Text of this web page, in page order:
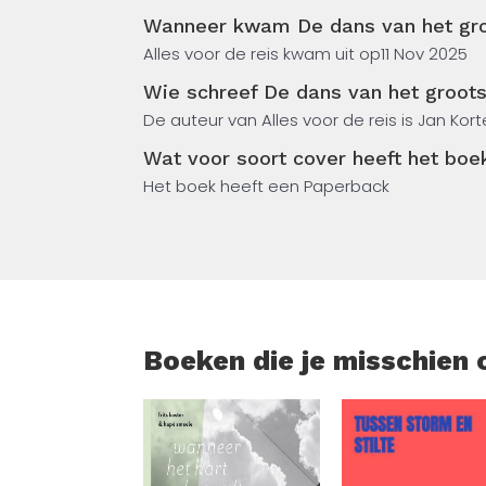
In De Dans van het grootste niets en het
begin? Hoe kon uit niets energie, materie
tot dit alles?
Dit boek verbindt natuurkunde, filosofie
bewegingen en vernieuwingen zijn. Het is
verbondenheid met het grote geheel. Jan
gesprekken verdere willen voeren Ook
Wanneer kwam De dans van het
Alles voor de reis kwam uit op11 Nov 2025
Wie schreef De dans van het
De auteur van Alles voor de reis is Jan
Wat voor soort cover heeft het
Het boek heeft een Paperback
Boeken die je misschien